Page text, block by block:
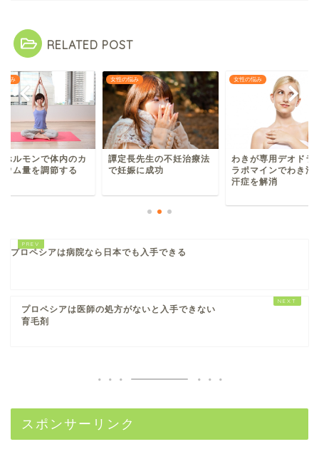
RELATED POST
悩み
ホルモンで体内のカ
ウム量を調節する
女性の悩み
譚定長先生の不妊治療法
で妊娠に成功
女性の悩み
わきが専用デオドラ
ラポマインでわき汗
汗症を解消
プロペシアは病院なら日本でも入手できる
プロペシアは医師の処方がないと入手できない
育毛剤
スポンサーリンク